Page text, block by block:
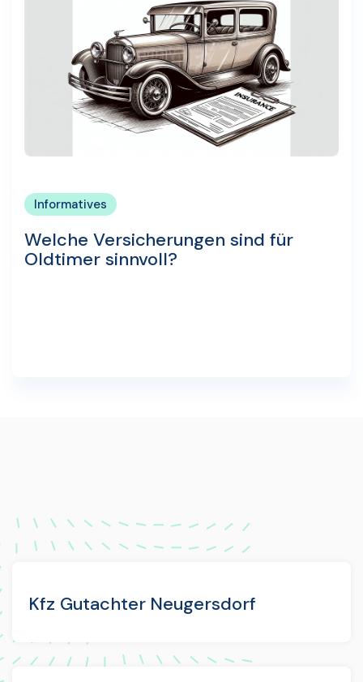
Informatives
Welche Versicherungen sind für
Oldtimer sinnvoll?
Kfz Gutachter Neugersdorf